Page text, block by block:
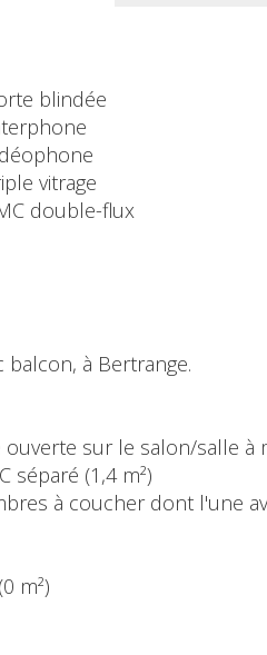
blindée
vitrage
double-flux
à Bertrange.
sur le salon/salle à
séparé (1,4 m²)
à coucher dont l'une
m²)